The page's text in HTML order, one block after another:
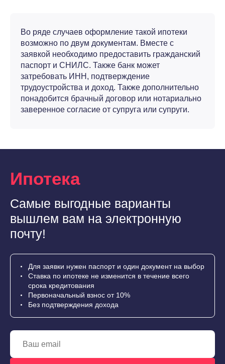
Во ряде случаев оформление такой ипотеки
возможно по двум документам. Вместе с
заявкой необходимо предоставить гражданский
паспорт и СНИЛС. Также банк может
затребовать ИНН, подтверждение
трудоустройства и доход. Также дополнительно
понадобится брачный договор или нотариально
заверенное согласие от супруга или супруги.
Ипотека
Самые выгодные варианты
вышлем вам на электронную
почту!
Для заявки нужен паспорт и один документ на выбор
Ставка по ипотеке не изменится в течение всего
срока кредитования
Первоначальный взнос от 10%
Без подтверждения дохода